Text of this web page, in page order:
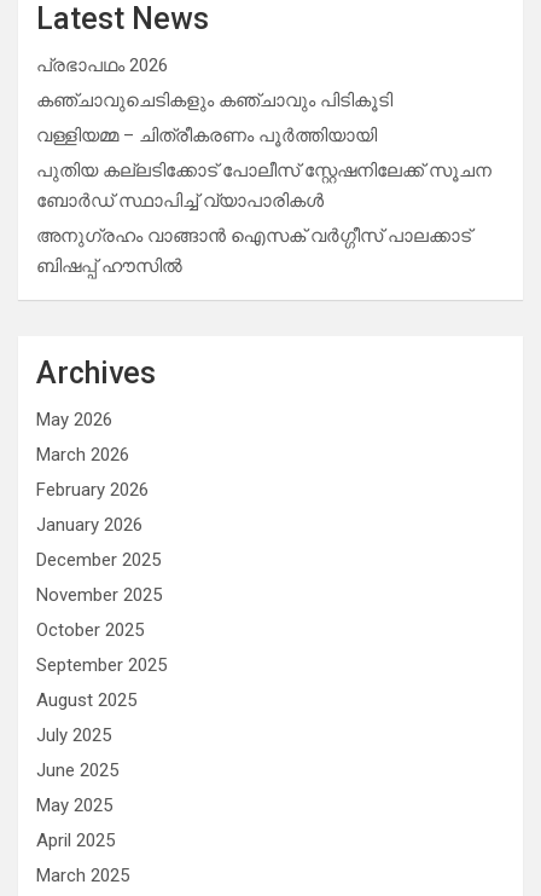
Latest News
പ്രഭാപഥം 2026
കഞ്ചാവുചെടികളും കഞ്ചാവും പിടികൂടി
വള്ളിയമ്മ – ചിത്രീകരണം പൂർത്തിയായി
പുതിയ കല്ലടിക്കോട് പോലീസ് സ്റ്റേഷനിലേക്ക് സൂചന
ബോർഡ് സ്ഥാപിച്ച് വ്യാപാരികൾ
അനുഗ്രഹം വാങ്ങാൻ ഐസക് വര്‍ഗ്ഗീസ് പാലക്കാട്
ബിഷപ്പ് ഹൗസില്‍
Archives
May 2026
March 2026
February 2026
January 2026
December 2025
November 2025
October 2025
September 2025
August 2025
July 2025
June 2025
May 2025
April 2025
March 2025